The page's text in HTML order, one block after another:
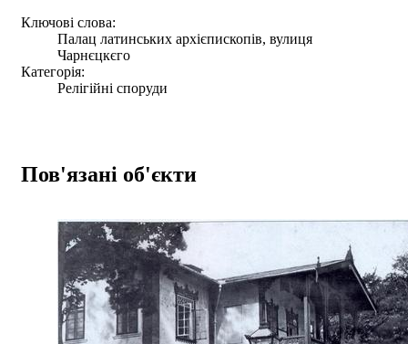
Ключові слова:
Палац латинських архієпископів, вулиця
Чарнєцкєго
Категорія:
Релігійні споруди
Пов'язані об'єкти